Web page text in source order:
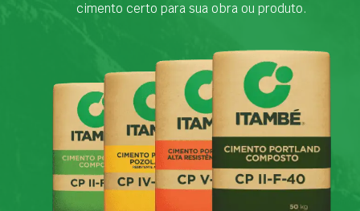
cimento certo para sua obra ou produto.